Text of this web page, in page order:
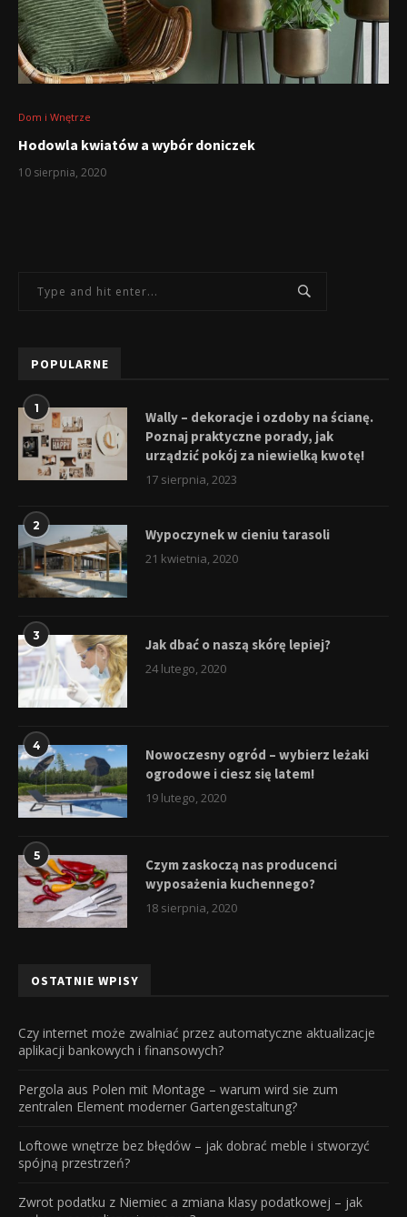
Dom i Wnętrze
Hodowla kwiatów a wybór doniczek
10 sierpnia, 2020
POPULARNE
1
Wally – dekoracje i ozdoby na ścianę.
Poznaj praktyczne porady, jak
urządzić pokój za niewielką kwotę!
17 sierpnia, 2023
2
Wypoczynek w cieniu tarasoli
21 kwietnia, 2020
3
Jak dbać o naszą skórę lepiej?
24 lutego, 2020
4
Nowoczesny ogród – wybierz leżaki
ogrodowe i ciesz się latem!
19 lutego, 2020
5
Czym zaskoczą nas producenci
wyposażenia kuchennego?
18 sierpnia, 2020
OSTATNIE WPISY
Czy internet może zwalniać przez automatyczne aktualizacje
aplikacji bankowych i finansowych?
Pergola aus Polen mit Montage – warum wird sie zum
zentralen Element moderner Gartengestaltung?
Loftowe wnętrze bez błędów – jak dobrać meble i stworzyć
spójną przestrzeń?
Zwrot podatku z Niemiec a zmiana klasy podatkowej – jak